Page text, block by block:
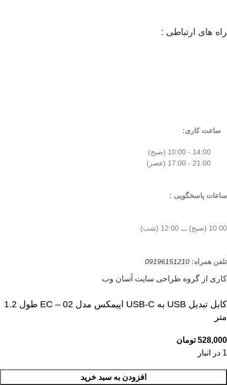
راه های ارتباطی :
ساعت کاری:
ساعات پاسخگویی :
10:00 (صبح) ـــ 12:00 (شب)
تلفن همراه: 09196151210
کاری از گروه طراحی سایت آسان وب
کابل تبدیل USB به USB-C اپیمکس مدل EC – 02 طول 1.2
متر
528,000 تومان
1 در انبار
افزودن به سبد خرید